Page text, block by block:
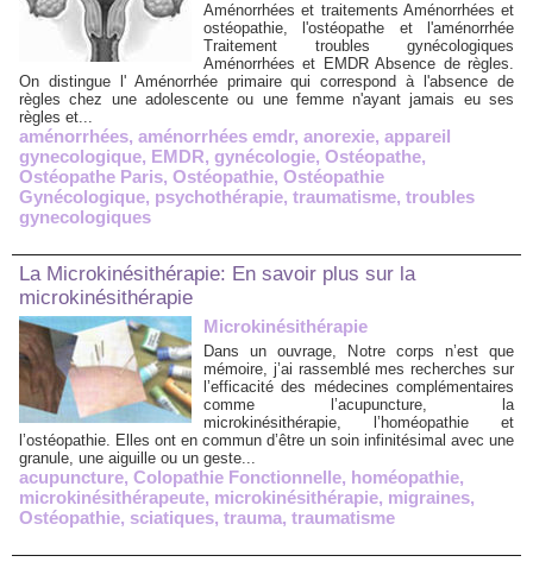
Aménorrhées et traitements Aménorrhées et
ostéopathie, l'ostéopathe et l'aménorrhée
Traitement troubles gynécologiques
Aménorrhées et EMDR Absence de règles.
On distingue l' Aménorrhée primaire qui correspond à l'absence de
règles chez une adolescente ou une femme n'ayant jamais eu ses
règles et...
aménorrhées, aménorrhées emdr, anorexie, appareil
gynecologique, EMDR, gynécologie, Ostéopathe,
Ostéopathe Paris, Ostéopathie, Ostéopathie
Gynécologique, psychothérapie, traumatisme, troubles
gynecologiques
La Microkinésithérapie: En savoir plus sur la
microkinésithérapie
Microkinésithérapie
Dans un ouvrage, Notre corps n’est que
mémoire, j’ai rassemblé mes recherches sur
l’efficacité des médecines complémentaires
comme l’acupuncture, la
microkinésithérapie, l’homéopathie et
l’ostéopathie. Elles ont en commun d’être un soin infinitésimal avec une
granule, une aiguille ou un geste...
acupuncture, Colopathie Fonctionnelle, homéopathie,
microkinésithérapeute, microkinésithérapie, migraines,
Ostéopathie, sciatiques, trauma, traumatisme